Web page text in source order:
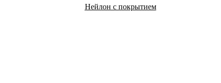
Нейлон с покрытием